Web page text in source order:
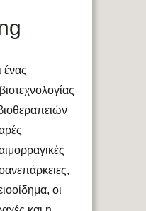
ένας
οι